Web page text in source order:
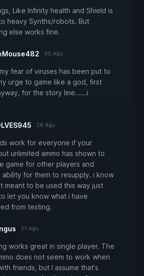
Like Infinity health and Shield is
heavy Synths/robots. But
else works fine.
30 Ağu
fear of viruses has been put to
urge to game like a god, first
for the story line......i
28 Ağu
work for everyone if your
unlimited ammo has shown to
game for other players and
ability for them to resupply. i know
meant to be used this way just
let you know what i have
from testing.
27 Ağu
works great in single player. The
does not seem to work when
friends, but I assume that's